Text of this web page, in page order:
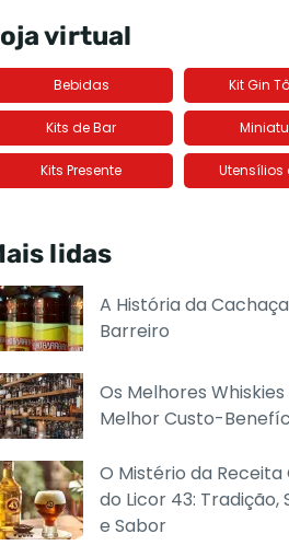
virtual
Bebidas Kit Gin
Kits de Bar
Kits Presente Utensílios
lidas
A História da
Barreiro
Os Melhores
Melhor Custo-
O Mistério da Receita
do Licor 43: Tradição,
e Sabor